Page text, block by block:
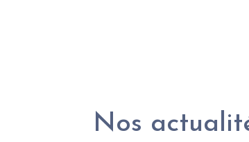
Nos